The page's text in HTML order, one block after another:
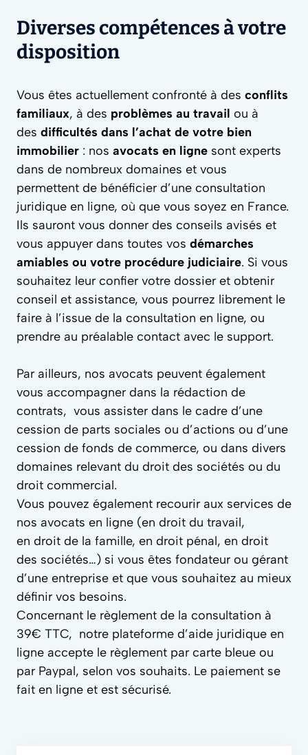
Diverses compétences à votre
disposition
Vous êtes actuellement confronté à des conflits
familiaux, à des problèmes au travail ou à
des difficultés dans l’achat de votre bien
immobilier : nos avocats en ligne sont experts
dans de nombreux domaines et vous
permettent de bénéficier d’une consultation
juridique en ligne, où que vous soyez en France.
Ils sauront vous donner des conseils avisés et
vous appuyer dans toutes vos démarches
amiables ou votre procédure judiciaire. Si vous
souhaitez leur confier votre dossier et obtenir
conseil et assistance, vous pourrez librement le
faire à l’issue de la consultation en ligne, ou
prendre au préalable contact avec le support.
Par ailleurs, nos avocats peuvent également
vous accompagner dans la rédaction de
contrats, vous assister dans le cadre d’une
cession de parts sociales ou d’actions ou d’une
cession de fonds de commerce, ou dans divers
domaines relevant du droit des sociétés ou du
droit commercial.
Vous pouvez également recourir aux services de
nos avocats en ligne (en droit du travail,
en droit de la famille, en droit pénal, en droit
des sociétés…) si vous êtes fondateur ou gérant
d’une entreprise et que vous souhaitez au mieux
définir vos besoins.
Concernant le règlement de la consultation à
39€ TTC, notre plateforme d’aide juridique en
ligne accepte le règlement par carte bleue ou
par Paypal, selon vos souhaits. Le paiement se
fait en ligne et est sécurisé.